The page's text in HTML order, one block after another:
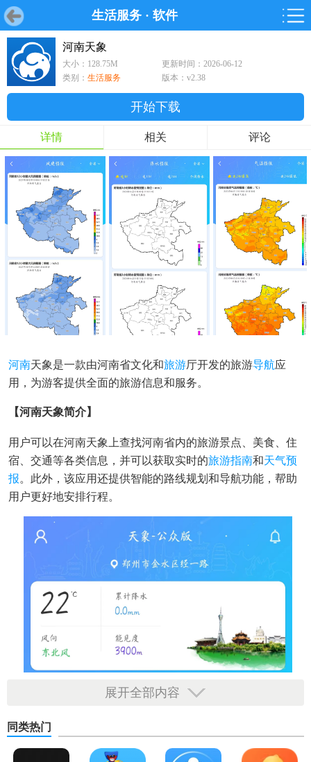
生活服务 · 软件
首页 游戏
首页 游戏 软件 鸿蒙
游戏 软件
河南天象
大小：128.75M
更新时间：2026-06-12
类别： 生活服务 版本：v2.38
开始下载
详情 相关 评论
河南天象是一款由河南省文化和旅游厅开发的旅游导航应
用，为游客提供全面的旅游信息和服务。
【河南天象简介】
用户可以在河南天象上查找河南省内的旅游景点、美食、住
宿、交通等各类信息，并可以获取实时的旅游指南和天气预
报。此外，该应用还提供智能的路线规划和导航功能，帮助
用户更好地安排行程。
展开全部内容
同类热门